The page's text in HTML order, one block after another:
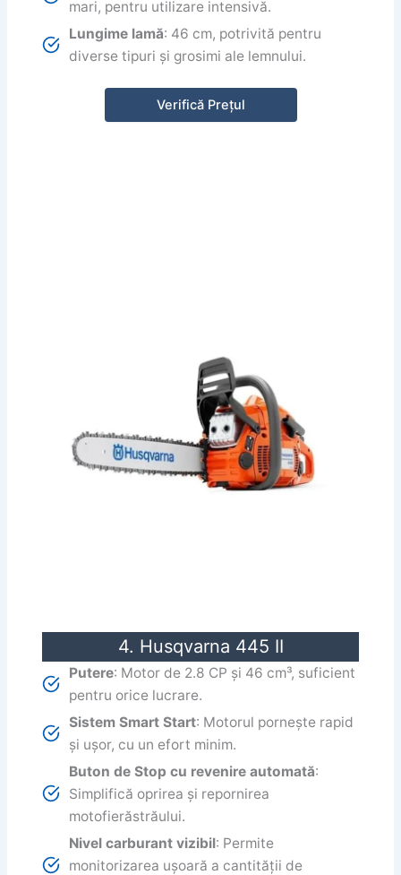
mari, pentru utilizare intensivă.
Lungime lamă: 46 cm, potrivită pentru
diverse tipuri și grosimi ale lemnului.
Verifică Prețul
4. Husqvarna 445 II
Putere: Motor de 2.8 CP și 46 cm³, suficient
pentru orice lucrare.
Sistem Smart Start: Motorul pornește rapid
și ușor, cu un efort minim.
Buton de Stop cu revenire automată:
Simplifică oprirea și repornirea
motofierăstrăului.
Nivel carburant vizibil: Permite
monitorizarea ușoară a cantității de